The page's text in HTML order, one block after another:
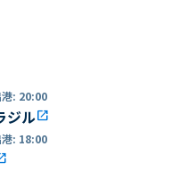
: 20:00
ジルopen_in_new
: 18:00